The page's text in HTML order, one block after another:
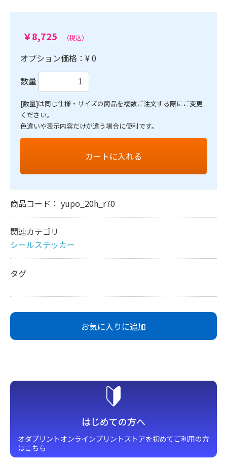
￥8,725 （税込）
オプション価格：¥0
数量
[数量]は同じ仕様・サイズの商品を複数ご注文する際にご変更
ください。
色違いや表示内容だけが違う場合に便利です。
カートに入れる
商品コード： yupo_20h_r70
関連カテゴリ
シールステッカー
タグ
お気に入りに追加
はじめての方へ
オダプリントオンラインプリントストアを初めてご利用の方
はこちら